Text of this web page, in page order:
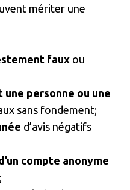
mériter une
faux ou
une personne ou une
sans fondement;
d’avis négatifs
compte anonyme